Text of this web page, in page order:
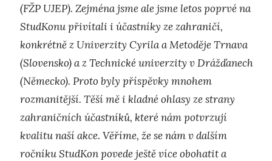
(FŽP UJEP). Zejména jsme ale jsme letos poprvé na
StudKonu přivítali i účastníky ze zahraničí,
konkrétně z Univerzity Cyrila a Metoděje Trnava
(Slovensko) a z Technické univerzity v Drážďanech
(Německo). Proto byly příspěvky mnohem
rozmanitější. Těší mě i kladné ohlasy ze strany
zahraničních účastníků, které nám potvrzují
kvalitu naší akce. Věříme, že se nám v dalším
ročníku StudKon povede ještě více obohatit a